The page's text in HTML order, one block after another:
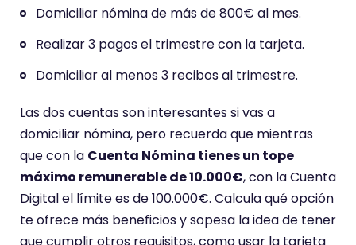
t
u
i
ó
n
d
e
4
.
Domiciliar nómina de más de 800€ al mes.
Realizar 3 pagos el trimestre con la tarjeta.
Domiciliar al menos 3 recibos al trimestre.
Las dos cuentas son interesantes si vas a
domiciliar nómina, pero recuerda que mientras
que con la Cuenta Nómina tienes un tope
máximo remunerable de 10.000€, con la Cuenta
Digital el límite es de 100.000€. Calcula qué opción
te ofrece más beneficios y sopesa la idea de tener